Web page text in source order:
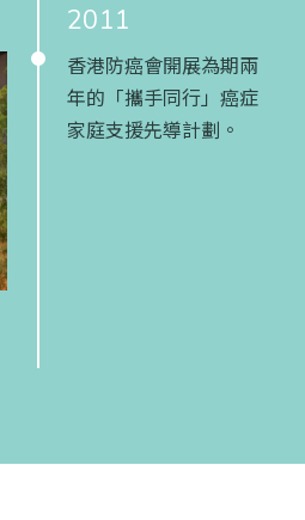
2011
香港防癌會開展為期兩
年的「攜手同行」癌症
家庭支援先導計劃。